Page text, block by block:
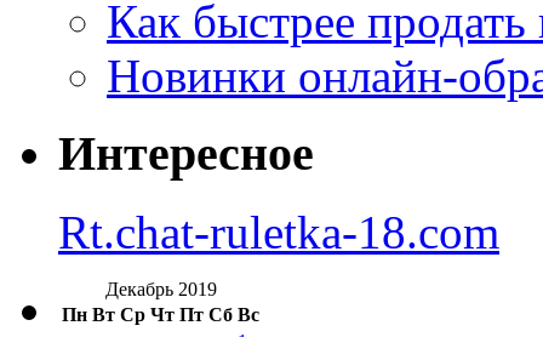
Как быстрее
Новинки онлайн-
Интересное
Rt.chat-ruletka-18.com
Декабрь 2019
Пн Вт Ср Чт Пт Сб Вс